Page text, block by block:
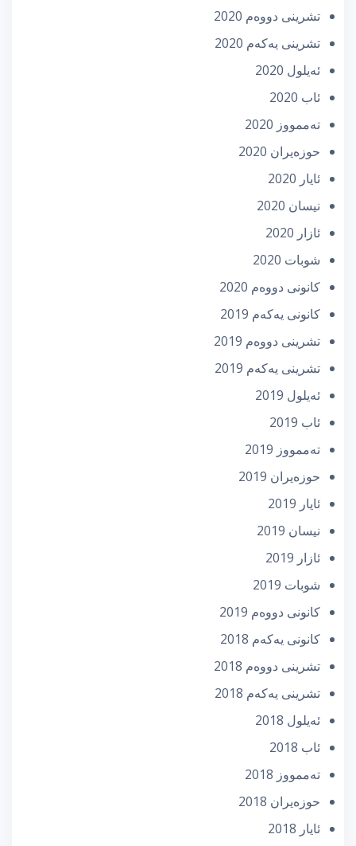
تشرینی دووه‌م 2020
تشرینی یه‌كه‌م 2020
ئه‌یلول 2020
ئاب 2020
تەممووز 2020
حوزه‌یران 2020
ئایار 2020
نیسان 2020
ئازار 2020
شوبات 2020
كانونی دووه‌م 2020
كانونی یه‌كه‌م 2019
تشرینی دووه‌م 2019
تشرینی یه‌كه‌م 2019
ئه‌یلول 2019
ئاب 2019
تەممووز 2019
حوزه‌یران 2019
ئایار 2019
نیسان 2019
ئازار 2019
شوبات 2019
كانونی دووه‌م 2019
كانونی یه‌كه‌م 2018
تشرینی دووه‌م 2018
تشرینی یه‌كه‌م 2018
ئه‌یلول 2018
ئاب 2018
تەممووز 2018
حوزه‌یران 2018
ئایار 2018